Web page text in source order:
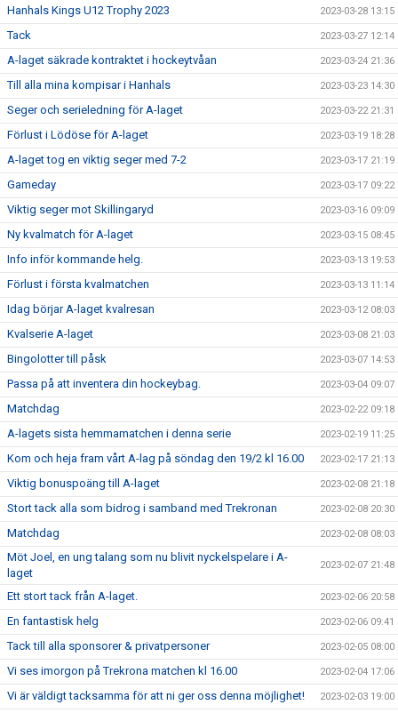
Hanhals Kings U12 Trophy 2023 2023-03-28 13:15
Tack 2023-03-27 12:14
A-laget säkrade kontraktet i hockeytvåan 2023-03-24 21:36
Till alla mina kompisar i Hanhals 2023-03-23 14:30
Seger och serieledning för A-laget 2023-03-22 21:31
Förlust i Lödöse för A-laget 2023-03-19 18:28
A-laget tog en viktig seger med 7-2 2023-03-17 21:19
Gameday 2023-03-17 09:22
Viktig seger mot Skillingaryd 2023-03-16 09:09
Ny kvalmatch för A-laget 2023-03-15 08:45
Info inför kommande helg. 2023-03-13 19:53
Förlust i första kvalmatchen 2023-03-13 11:14
Idag börjar A-laget kvalresan 2023-03-12 08:03
Kvalserie A-laget 2023-03-08 21:03
Bingolotter till påsk 2023-03-07 14:53
Passa på att inventera din hockeybag. 2023-03-04 09:07
Matchdag 2023-02-22 09:18
A-lagets sista hemmamatchen i denna serie 2023-02-19 11:25
Kom och heja fram vårt A-lag på söndag den 19/2 kl 16.00 2023-02-17 21:13
Viktig bonuspoäng till A-laget 2023-02-08 21:18
Stort tack alla som bidrog i samband med Trekronan 2023-02-08 20:30
Matchdag 2023-02-08 08:03
Möt Joel, en ung talang som nu blivit nyckelspelare i A-
laget
2023-02-07 21:48
Ett stort tack från A-laget. 2023-02-06 20:58
En fantastisk helg 2023-02-06 09:41
Tack till alla sponsorer & privatpersoner 2023-02-05 08:00
Vi ses imorgon på Trekrona matchen kl 16.00 2023-02-04 17:06
Vi är väldigt tacksamma för att ni ger oss denna möjlighet! 2023-02-03 19:00